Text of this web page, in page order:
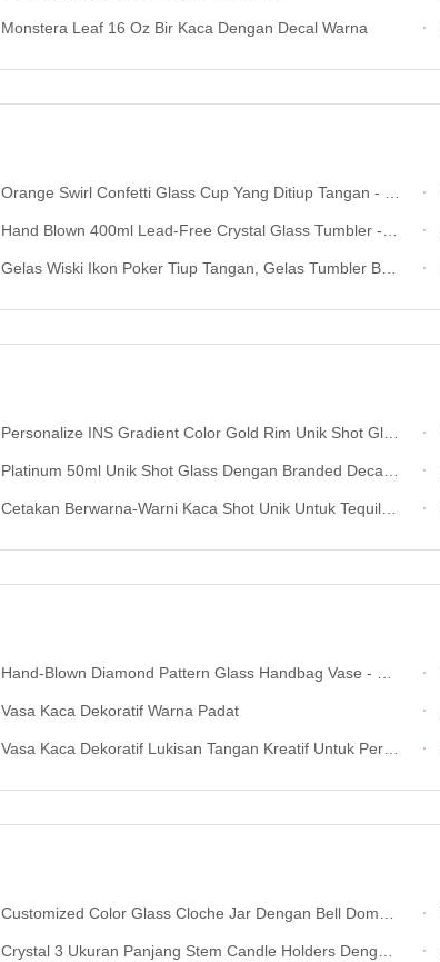
Monstera Leaf 16 Oz Bir Kaca Dengan Decal Warna
Orange Swirl Confetti Glass Cup Yang Ditiup Tangan - Cangkir Minum Kerajinan Untuk Wiski Dan Koktail
Hand Blown 400ml Lead-Free Crystal Glass Tumbler - Serbaguna Whiskey Glass Untuk Jus Dan Kopi
Gelas Wiski Ikon Poker Tiup Tangan, Gelas Tumbler Bening 400ml Dengan Simbol Hati, Sekop, Keriting & Wajik, Gelas Old Fashioned Untuk Wiski, Koktail, Jus
Personalize INS Gradient Color Gold Rim Unik Shot Glass Set
Platinum 50ml Unik Shot Glass Dengan Branded Decal Logo
Cetakan Berwarna-Warni Kaca Shot Unik Untuk Tequila Fiesta
Hand-Blown Diamond Pattern Glass Handbag Vase - Versatile Dekorasi Pusat Untuk Rumah & Wedding Dekorasi
Vasa Kaca Dekoratif Warna Padat
Vasa Kaca Dekoratif Lukisan Tangan Kreatif Untuk Pernikahan
Customized Color Glass Cloche Jar Dengan Bell Dome Glass Lid Untuk Candle Wax
Crystal 3 Ukuran Panjang Stem Candle Holders Dengan Marble Planet